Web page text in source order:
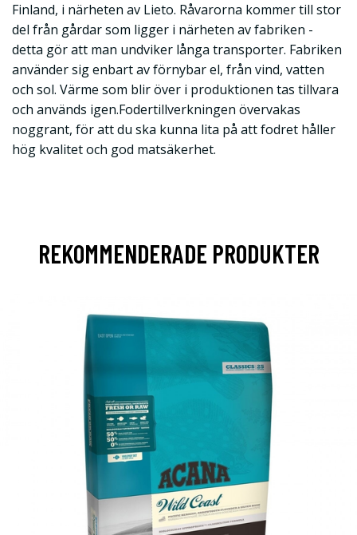
Finland, i närheten av Lieto. Råvarorna kommer till stor
del från gårdar som ligger i närheten av fabriken -
detta gör att man undviker långa transporter. Fabriken
använder sig enbart av förnybar el, från vind, vatten
och sol. Värme som blir över i produktionen tas tillvara
och används igen.Fodertillverkningen övervakas
noggrant, för att du ska kunna lita på att fodret håller
hög kvalitet och god matsäkerhet.
REKOMMENDERADE PRODUKTER